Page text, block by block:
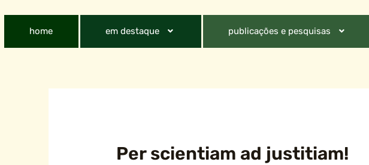
home em destaque publicações e pesquisas
Per scientiam ad justitiam!